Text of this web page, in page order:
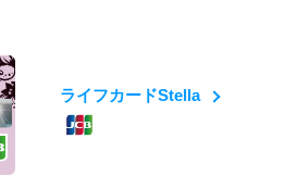
ライフカードStella